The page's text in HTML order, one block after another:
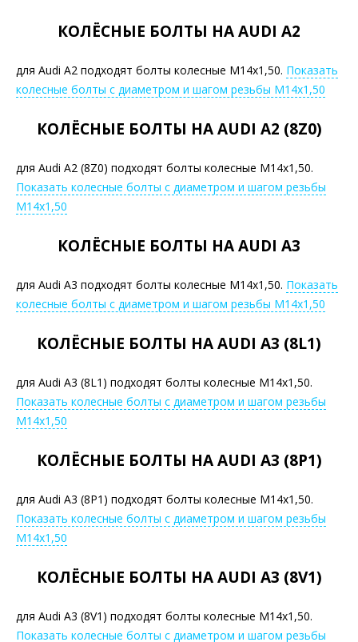
КОЛЁСНЫЕ БОЛТЫ НА AUDI A2
для Audi A2 подходят болты колесные М14х1,50. Показать
колесные болты с диаметром и шагом резьбы М14х1,50
КОЛЁСНЫЕ БОЛТЫ НА AUDI A2 (8Z0)
для Audi A2 (8Z0) подходят болты колесные М14х1,50.
Показать колесные болты с диаметром и шагом резьбы
М14х1,50
КОЛЁСНЫЕ БОЛТЫ НА AUDI A3
для Audi A3 подходят болты колесные М14х1,50. Показать
колесные болты с диаметром и шагом резьбы М14х1,50
КОЛЁСНЫЕ БОЛТЫ НА AUDI A3 (8L1)
для Audi A3 (8L1) подходят болты колесные М14х1,50.
Показать колесные болты с диаметром и шагом резьбы
М14х1,50
КОЛЁСНЫЕ БОЛТЫ НА AUDI A3 (8P1)
для Audi A3 (8P1) подходят болты колесные М14х1,50.
Показать колесные болты с диаметром и шагом резьбы
М14х1,50
КОЛЁСНЫЕ БОЛТЫ НА AUDI A3 (8V1)
для Audi A3 (8V1) подходят болты колесные М14х1,50.
Показать колесные болты с диаметром и шагом резьбы